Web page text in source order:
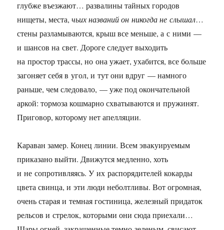
глубже въезжают… развалины тайных городов
нищеты, места,чьих названий он никогда не слышал…
стены разламываются, крыш все меньше, а с ними —
и шансов на свет. Дороге следует выходить
на простор трассы, но она ужает, ухабится, все больше
загоняет себя в угол, и тут они вдруг — намного
раньше, чем следовало, — уже под окончательной
аркой: тормоза кошмарно схватываются и пружинят.
Приговор, которому нет апелляции.
Караван замер. Конец линии. Всем эвакуируемым
приказано выйти. Движутся медленно, хоть
и не сопротивляясь. У их распорядителей кокарды
цвета свинца, и эти люди неболтливы. Вот огромная,
очень старая и темная гостиница, железный придаток
рельсов и стрелок, которыми они сюда приехали…